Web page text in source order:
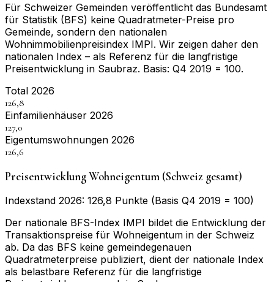
Für Schweizer Gemeinden veröffentlicht das Bundesamt
für Statistik (BFS) keine Quadratmeter-Preise pro
Gemeinde, sondern den nationalen
Wohnimmobilienpreisindex IMPI. Wir zeigen daher den
nationalen Index – als Referenz für die langfristige
Preisentwicklung in Saubraz. Basis: Q4 2019 = 100.
Total 2026
126,8
Einfamilienhäuser 2026
127,0
Eigentumswohnungen 2026
126,6
Preisentwicklung Wohneigentum (Schweiz gesamt)
Indexstand 2026: 126,8 Punkte (Basis Q4 2019 = 100)
Der nationale BFS-Index IMPI bildet die Entwicklung der
Transaktionspreise für Wohneigentum in der Schweiz
ab. Da das BFS keine gemeindegenauen
Quadratmeterpreise publiziert, dient der nationale Index
als belastbare Referenz für die langfristige